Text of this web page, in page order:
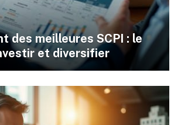
des meilleures SCPI : le
et diversifier